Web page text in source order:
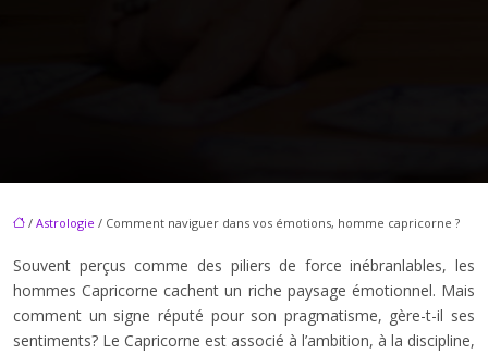
/ Astrologie / Comment naviguer dans vos émotions, homme capricorne ?
Souvent perçus comme des piliers de force inébranlables, les
hommes Capricorne cachent un riche paysage émotionnel. Mais
comment un signe réputé pour son pragmatisme, gère-t-il ses
sentiments? Le Capricorne est associé à l’ambition, à la discipline,